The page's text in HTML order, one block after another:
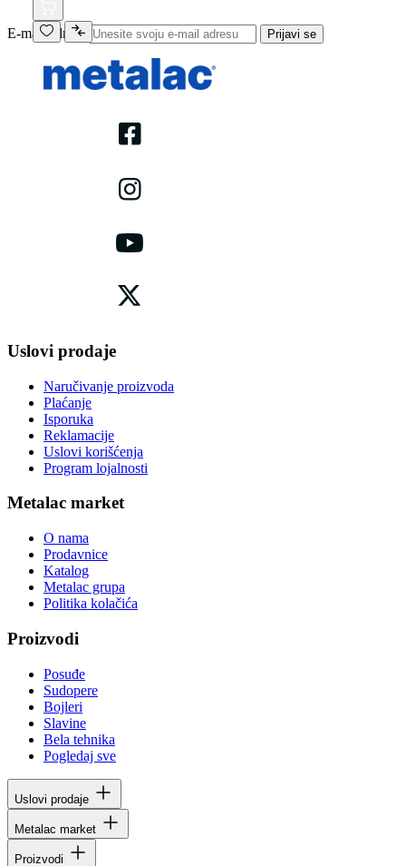
E-mail adresa Prijavi se
Uslovi prodaje
Naručivanje proizvoda
Plaćanje
Isporuka
Reklamacije
Uslovi korišćenja
Program lojalnosti
Metalac market
O nama
Prodavnice
Katalog
Metalac grupa
Politika kolačića
Proizvodi
Posuđe
Sudopere
Bojleri
Slavine
Bela tehnika
Pogledaj sve
Uslovi prodaje
Metalac market
Proizvodi